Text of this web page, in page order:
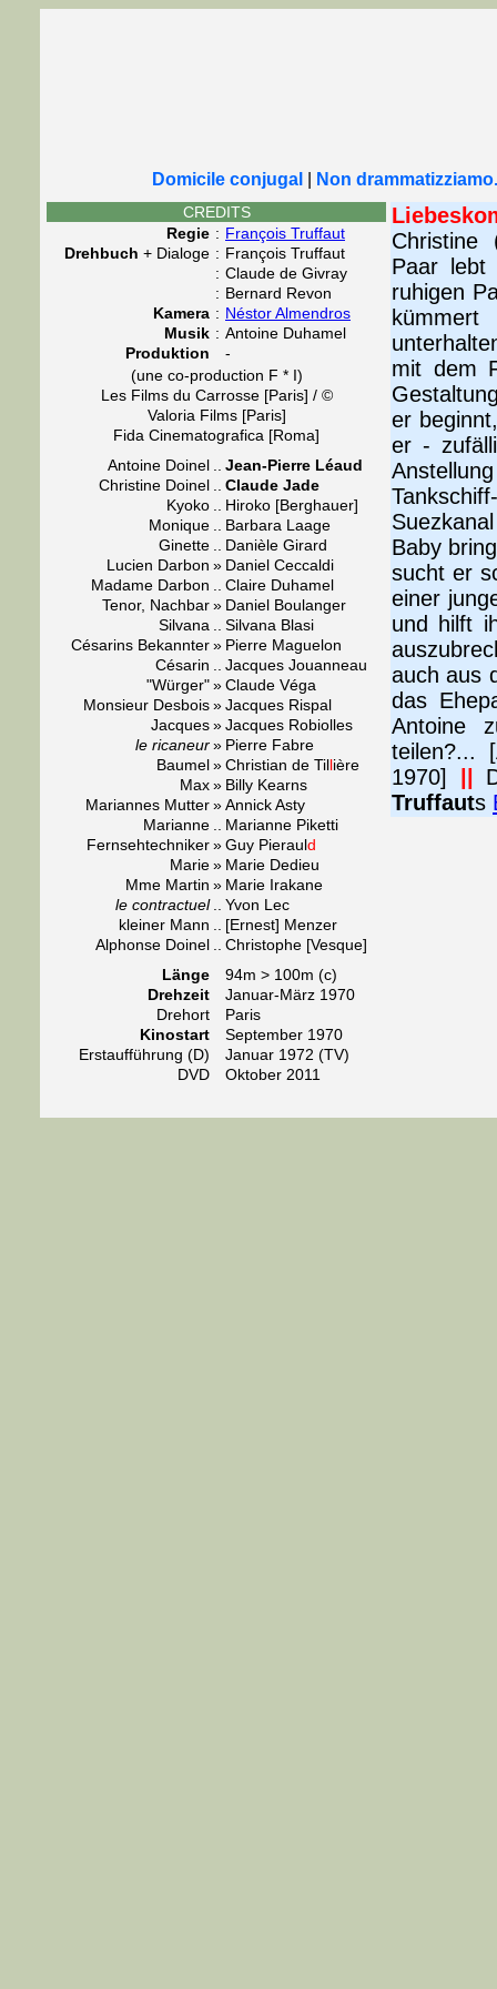
Domicile conjugal Non
CREDITS
Regie : François Truffaut
Drehbuch + Dialoge : François Truffaut
: Claude de Givray
: Bernard Revon
Kamera : Néstor Almendros
Musik : Antoine Duhamel
Produktion
-
(une co-production F * I)
Les Films du Carrosse [Paris] / ©
Valoria Films [Paris]
Fida Cinematografica [Roma]
Antoine Doinel
Jean-Pierre Léaud
Christine Doinel
Claude Jade
Kyoko
Hiroko [Berghauer]
Monique
Barbara Laage
Ginette
Danièle Girard
Lucien Darbon » Daniel Ceccaldi
Madame Darbon
Claire Duhamel
Tenor, Nachbar» Daniel Boulanger
Silvana
Silvana Blasi
Césarins Bekannter» Pierre Maguelon
Césarin
Jacques Jouanneau
"Würger"»Claude Véga
Monsieur Desbois»Jacques Rispal
Jacques»Jacques Robiolles
le ricaneur» Pierre Fabre
Baumel»Christian de Tillière
Max» Billy Kearns
Mariannes Mutter»Annick Asty
Marianne
Marianne Piketti
Fernsehtechniker»Guy Pierauld
Marie» Marie Dedieu
Mme Martin » Marie Irakane
le contractuel
Yvon Lec
kleiner Mann
[Ernest] Menzer
Alphonse Doinel
Christophe [Vesque]
Länge
94m > 100m (c)
Drehzeit
Januar-März 1970
Drehort
Paris
Kinostart
September 1970
Erstaufführung (D)
Januar 1972 (TV)
DVD
Oktober 2011
Christine
Paar lebt
ruhigen
mit dem
er
er -
Baby
sucht er
einer
und hilft
auch aus
das
Antoine
teilen?...
1970]
Truffauts